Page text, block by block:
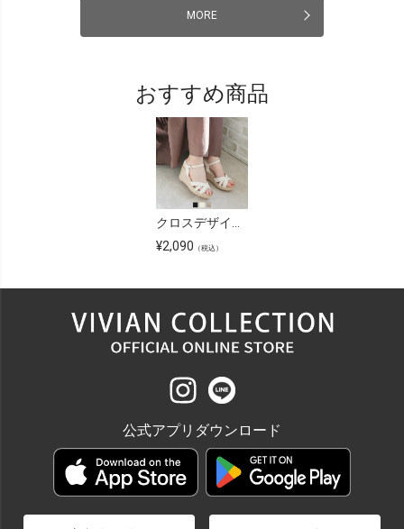
MORE
おすすめ商品
¥2,090 （税込）
公式アプリダウンロード